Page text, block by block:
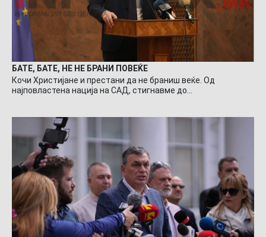
БАТЕ, БАТЕ, НЕ НЕ БРАНИ ПОВЕЌЕ
Кочи Христијане и престани да не браниш веќе. Од
најповластена нација на САД, стигнавме до…